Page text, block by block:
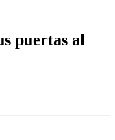
puertas al